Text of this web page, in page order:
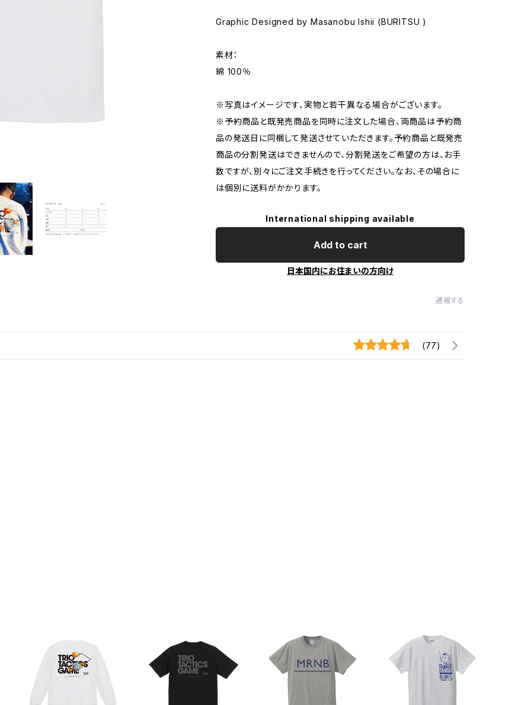
Graphic Designed by Masanobu Ishii (BURITSU )
素材：
綿 100％
※写真はイメージです、実物と若干異なる場合がございます。
※予約商品と既発売商品を同時に注文した場合、両商品は予約商
品の発送日に同梱して発送させていただきます。予約商品と既発売
商品の分割発送はできませんので、分割発送をご希望の方は、お手
数ですが、別々にご注文手続きを行ってください。なお、その場合に
は個別に送料がかかります。
International shipping available
Add to cart
日本国内にお住まいの方向け
通報する
(77)